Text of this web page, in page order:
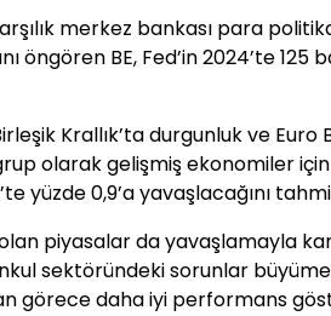
merkez bankası para
öngören BE, Fed’in 2024’te 125
Krallık’ta durgunluk ve Euro
olarak gelişmiş ekonomiler için
yüzde 0,9’a yavaşlacağını
piyasalar da yavaşlamayla
sektöründeki sorunlar
görece daha iyi performans